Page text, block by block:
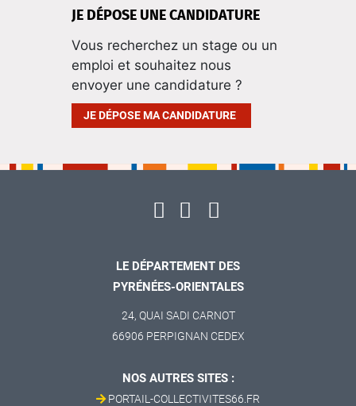
JE DÉPOSE UNE CANDIDATURE
Vous recherchez un stage ou un
emploi et souhaitez nous
envoyer une candidature ?
JE DÉPOSE MA CANDIDATURE
LE DÉPARTEMENT DES
PYRÉNÉES-ORIENTALES
24, QUAI SADI CARNOT
66906 PERPIGNAN CEDEX
NOS AUTRES SITES :
PORTAIL-COLLECTIVITES66.FR